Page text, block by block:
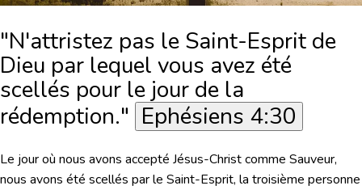
"N'attristez pas le Saint-Esprit de
Dieu par lequel vous avez été
scellés pour le jour de la
rédemption." Ephésiens 4:30
Le jour où nous avons accepté Jésus-Christ comme Sauveur,
nous avons été scellés par le Saint-Esprit, la troisième personne